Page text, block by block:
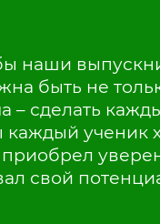
наши
быть не
– сделать
ученик
свой